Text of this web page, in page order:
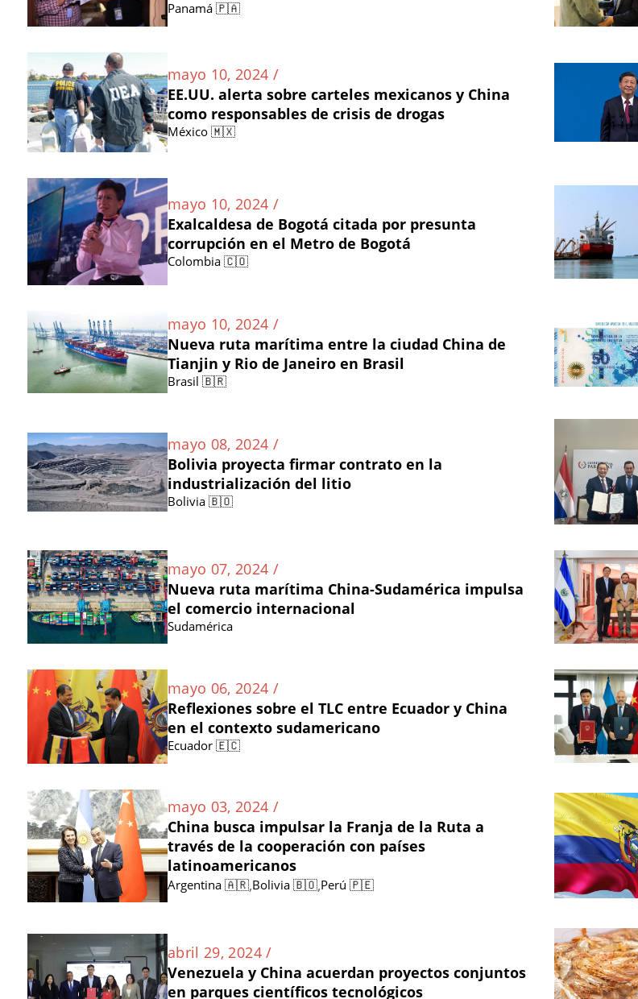
Panamá 🇵🇦
mayo 10, 2024 /
EE.UU. alerta sobre carteles mexicanos y China
como responsables de crisis de drogas
México 🇲🇽
mayo 10, 2024 /
Exalcaldesa de Bogotá citada por presunta
corrupción en el Metro de Bogotá
Colombia 🇨🇴
mayo 10, 2024 /
Nueva ruta marítima entre la ciudad China de
Tianjin y Rio de Janeiro en Brasil
Brasil 🇧🇷
mayo 08, 2024 /
Bolivia proyecta firmar contrato en la
industrialización del litio
Bolivia 🇧🇴
mayo 07, 2024 /
Nueva ruta marítima China-Sudamérica impulsa
el comercio internacional
Sudamérica
mayo 06, 2024 /
Reflexiones sobre el TLC entre Ecuador y China
en el contexto sudamericano
Ecuador 🇪🇨
mayo 03, 2024 /
China busca impulsar la Franja de la Ruta a
través de la cooperación con países
latinoamericanos
Argentina 🇦🇷,Bolivia 🇧🇴,Perú 🇵🇪
abril 29, 2024 /
Venezuela y China acuerdan proyectos conjuntos
en parques científicos tecnológicos